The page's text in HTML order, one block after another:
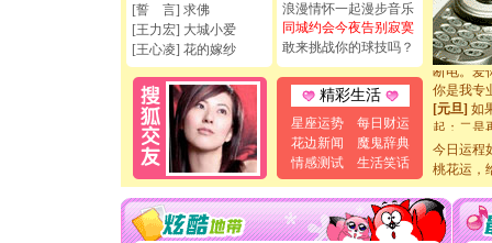
[誓 言] 求佛
[王力宏] 大城小爱
[王心凌] 花的嫁纱
浪漫情怀一起漫步音乐
同城约会今夜告别寂寞
敢来挑战你的球技吗？
精彩生活
星座运势
每日财运
花边新闻
魔鬼辞典
情感测试
生活笑话
[圣诞节]
如意,快
[元旦]看
断电。爱
你是我专
[元旦] 如
起；二是
离。水
[元旦]当
泣，这痛
卖了。水
[春节]风
颜！冬
今日运程
桃花运，